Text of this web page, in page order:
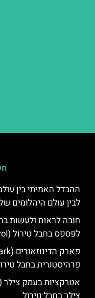
ההבדל האמיתי בין
לבין עולם היהלומים
חובה לראות ולעשות
לפספס בחבל טירול (Tyrol)
פרהיסטורית בחבל